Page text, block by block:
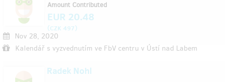
Nov 28, 2020
Kalendář s vyzvednutím ve FbV centru v Ústí nad Labem
Amount Contributed
EUR 20.48
(CZK 497)
Radek Nohl